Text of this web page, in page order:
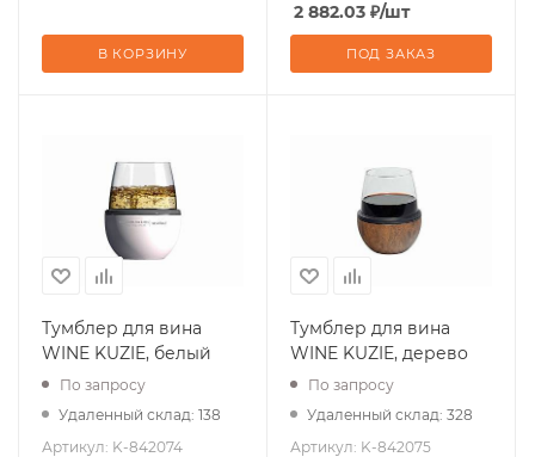
В КОРЗИНУ
2 882.03 ₽/шт
ПОД ЗАКАЗ
Тумблер для вина
WINE KUZIE, белый
По запросу
Удаленный склад: 138
Артикул: K-842074
Тумблер для вина
WINE KUZIE, дерево
По запросу
Удаленный склад: 328
Артикул: K-842075